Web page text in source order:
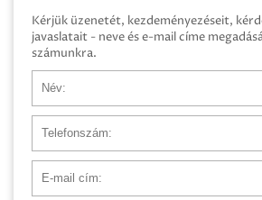
Kérjük üzenetét, kezdeményezéseit,
javaslatait - neve és e-mail címe
számunkra.
Név
Telefonszám
E-mail cím